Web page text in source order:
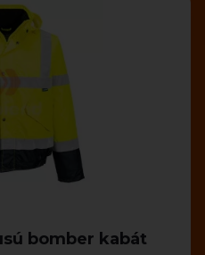
bomber kabát